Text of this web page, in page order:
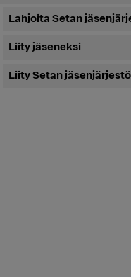
Lahjoita Setan
Liity jäseneksi
Liity Setan